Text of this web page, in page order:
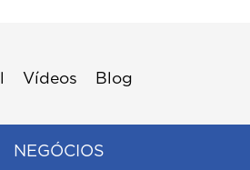
Vídeos Blog
NEGÓCIOS